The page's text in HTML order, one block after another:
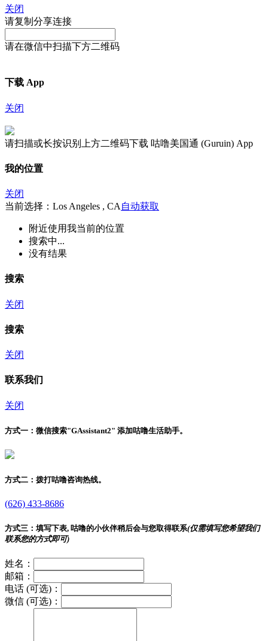
关闭
请复制分享连接
请在微信中扫描下方二维码
下载 App
关闭
请扫描或长按识别上方二维码下载 咕噜美国通 (Guruin) App
我的位置
关闭
当前选择：Los Angeles , CA 自动获取
附近使用我当前的位置
搜索中...
没有结果
搜索
关闭
搜索
关闭
联系我们
关闭
方式一： 微信搜索"GAssistant2" 添加咕噜生活助手。
方式二： 拨打咕噜咨询热线。
(626) 433-8686
方式三： 填写下表, 咕噜的小伙伴稍后会与您取得联系(仅需填写您希望我们
联系您的方式即可)
姓名：
邮箱：
电话 (可选)：
微信 (可选)：